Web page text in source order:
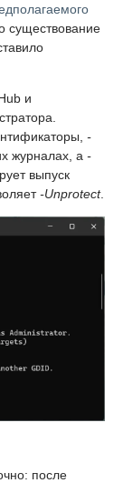
существование
и
-
журналах, а -
выпуск
-Unprotect.
после